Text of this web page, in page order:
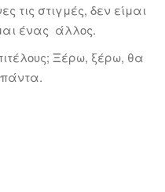
τις στιγμές, δεν είμαι
ένας άλλος.
Ξέρω, ξέρω, θα
πάντα.